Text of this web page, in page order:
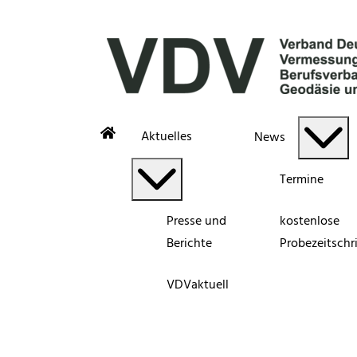
Aktuelles
Presse und
Berichte
VDVaktuell
News
Termine
kostenlose